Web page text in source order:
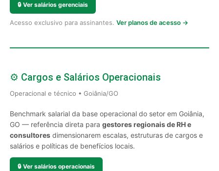
🔒 Ver salários gerenciais
Acesso exclusivo para assinantes. Ver planos de acesso →
⚙️ Cargos e Salários Operacionais
Operacional e técnico • Goiânia/GO
Benchmark salarial da base operacional do setor em Goiânia,
GO — referência direta para gestores regionais de RH e
consultores dimensionarem escalas, estruturas de cargos e
salários e políticas de benefícios locais.
🔒 Ver salários operacionais